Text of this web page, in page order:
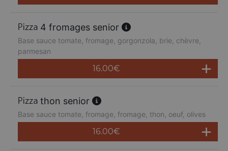
4 fromages senior
Base sauce tomate, fromage, gorgonzola, brie, chèvre,
parmesan
16.00€
thon senior
Base sauce tomate, fromage, fromage, thon, oeuf, olives
16.00€